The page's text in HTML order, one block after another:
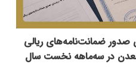
صدور ضمانت‌نامه‌های ریالی
در سه‌ماهه نخست سال